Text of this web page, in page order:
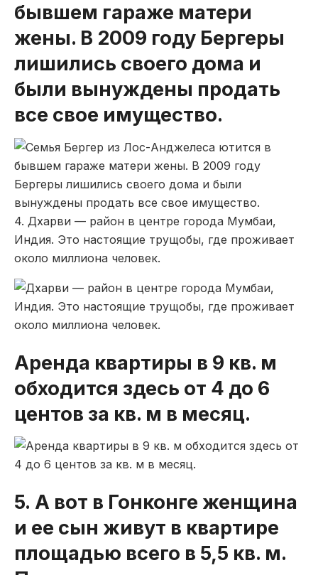
бывшем гараже матери
жены. В 2009 году Бергеры
лишились своего дома и
были вынуждены продать
все свое имущество.
4. Дхарви — район в центре города Мумбаи,
Индия. Это настоящие трущобы, где проживает
около миллиона человек.
Аренда квартиры в 9 кв. м
обходится здесь от 4 до 6
центов за кв. м в месяц.
5. А вот в Гонконге женщина
и ее сын живут в квартире
площадью всего в 5,5 кв. м.